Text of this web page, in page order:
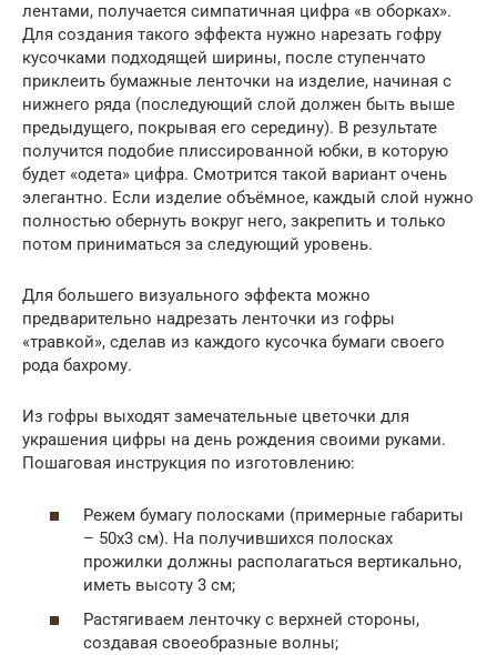
лентами, получается симпатичная цифра «в оборках».
Для создания такого эффекта нужно нарезать гофру
кусочками подходящей ширины, после ступенчато
приклеить бумажные ленточки на изделие, начиная с
нижнего ряда (последующий слой должен быть выше
предыдущего, покрывая его середину). В результате
получится подобие плиссированной юбки, в которую
будет «одета» цифра. Смотрится такой вариант очень
элегантно. Если изделие объёмное, каждый слой нужно
полностью обернуть вокруг него, закрепить и только
потом приниматься за следующий уровень.
Для большего визуального эффекта можно
предварительно надрезать ленточки из гофры
«травкой», сделав из каждого кусочка бумаги своего
рода бахрому.
Из гофры выходят замечательные цветочки для
украшения цифры на день рождения своими руками.
Пошаговая инструкция по изготовлению:
Режем бумагу полосками (примерные габариты
– 50х3 см). На получившихся полосках
прожилки должны располагаться вертикально,
иметь высоту 3 см;
Растягиваем ленточку с верхней стороны,
создавая своеобразные волны;